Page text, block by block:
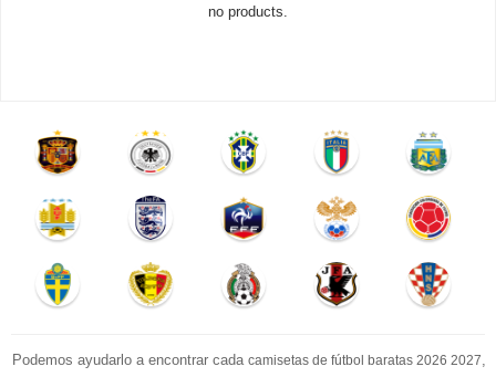
no products.
Podemos ayudarlo a encontrar cada camisetas de fútbol baratas 2026 2027,